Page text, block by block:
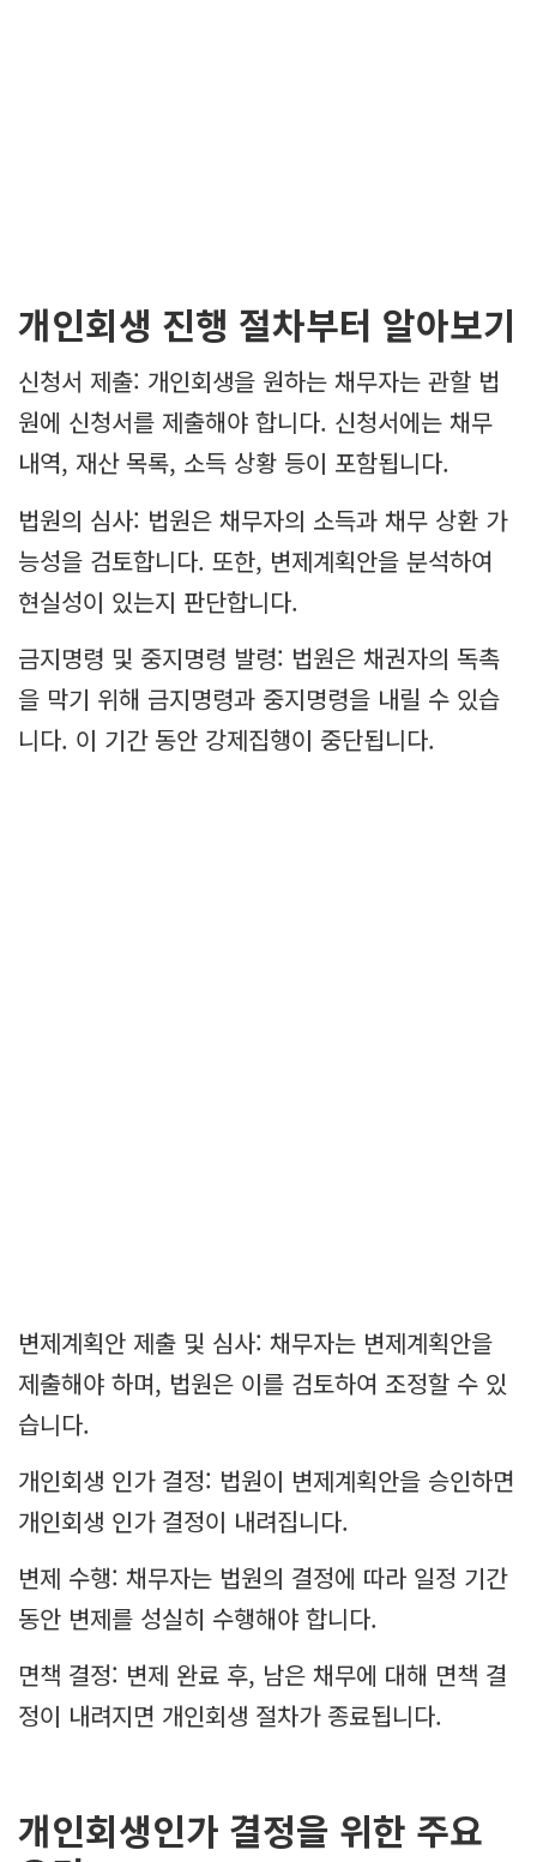
개인회생 진행 절차부터 알아보기
신청서 제출: 개인회생을 원하는 채무자는 관할 법
원에 신청서를 제출해야 합니다. 신청서에는 채무
내역, 재산 목록, 소득 상황 등이 포함됩니다.
법원의 심사: 법원은 채무자의 소득과 채무 상환 가
능성을 검토합니다. 또한, 변제계획안을 분석하여
현실성이 있는지 판단합니다.
금지명령 및 중지명령 발령: 법원은 채권자의 독촉
을 막기 위해 금지명령과 중지명령을 내릴 수 있습
니다. 이 기간 동안 강제집행이 중단됩니다.
변제계획안 제출 및 심사: 채무자는 변제계획안을
제출해야 하며, 법원은 이를 검토하여 조정할 수 있
습니다.
개인회생 인가 결정: 법원이 변제계획안을 승인하면
개인회생 인가 결정이 내려집니다.
변제 수행: 채무자는 법원의 결정에 따라 일정 기간
동안 변제를 성실히 수행해야 합니다.
면책 결정: 변제 완료 후, 남은 채무에 대해 면책 결
정이 내려지면 개인회생 절차가 종료됩니다.
개인회생인가 결정을 위한 주요